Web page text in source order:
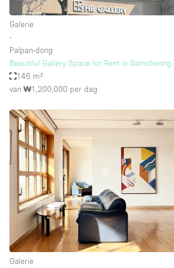
Galerie
∙
Palpan-dong
Beautiful Gallery Space for Rent in
146 m²
van ₩1,200,000 per dag
Galerie